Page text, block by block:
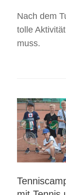
Nach dem
tolle
muss.